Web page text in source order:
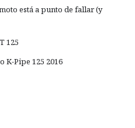
está a punto de fallar (y
125
K-Pipe 125 2016